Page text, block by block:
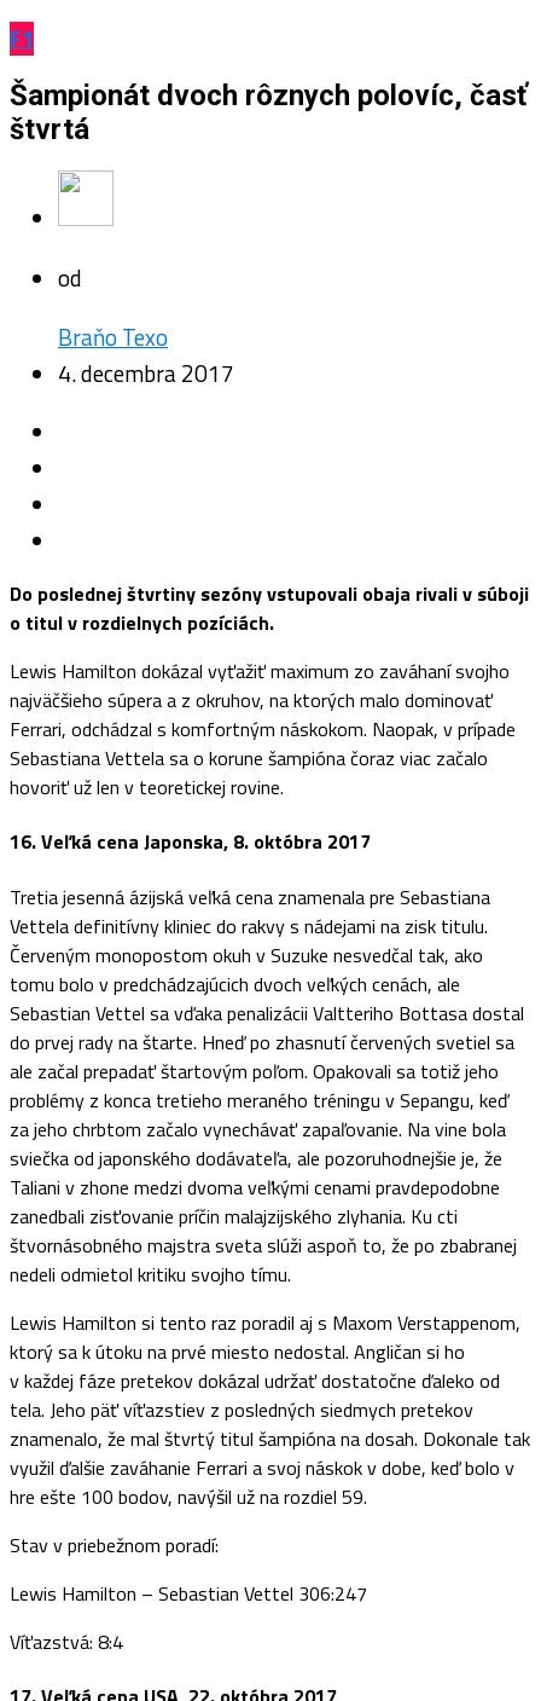
F1
Šampionát dvoch rôznych polovíc, časť
štvrtá
od
Braňo Texo
4. decembra 2017
Do poslednej štvrtiny sezóny vstupovali obaja rivali v súboji
o titul v rozdielnych pozíciách.
Lewis Hamilton dokázal vyťažiť maximum zo zaváhaní svojho
najväčšieho súpera a z okruhov, na ktorých malo dominovať
Ferrari, odchádzal s komfortným náskokom. Naopak, v prípade
Sebastiana Vettela sa o korune šampióna čoraz viac začalo
hovoriť už len v teoretickej rovine.
16. Veľká cena Japonska, 8. októbra 2017
Tretia jesenná ázijská veľká cena znamenala pre Sebastiana
Vettela definitívny kliniec do rakvy s nádejami na zisk titulu.
Červeným monopostom okuh v Suzuke nesvedčal tak, ako
tomu bolo v predchádzajúcich dvoch veľkých cenách, ale
Sebastian Vettel sa vďaka penalizácii Valtteriho Bottasa dostal
do prvej rady na štarte. Hneď po zhasnutí červených svetiel sa
ale začal prepadať štartovým poľom. Opakovali sa totiž jeho
problémy z konca tretieho meraného tréningu v Sepangu, keď
za jeho chrbtom začalo vynechávať zapaľovanie. Na vine bola
sviečka od japonského dodávateľa, ale pozoruhodnejšie je, že
Taliani v zhone medzi dvoma veľkými cenami pravdepodobne
zanedbali zisťovanie príčin malajzijského zlyhania. Ku cti
štvornásobného majstra sveta slúži aspoň to, že po zbabranej
nedeli odmietol kritiku svojho tímu.
Lewis Hamilton si tento raz poradil aj s Maxom Verstappenom,
ktorý sa k útoku na prvé miesto nedostal. Angličan si ho
v každej fáze pretekov dokázal udržať dostatočne ďaleko od
tela. Jeho päť víťazstiev z posledných siedmych pretekov
znamenalo, že mal štvrtý titul šampióna na dosah. Dokonale tak
využil ďalšie zaváhanie Ferrari a svoj náskok v dobe, keď bolo v
hre ešte 100 bodov, navýšil už na rozdiel 59.
Stav v priebežnom poradí:
Lewis Hamilton – Sebastian Vettel 306:247
Víťazstvá: 8:4